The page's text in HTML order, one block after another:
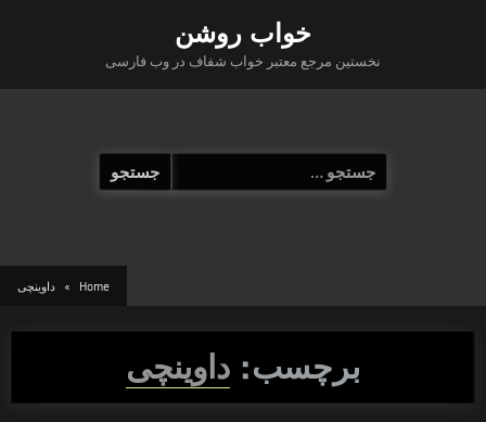
خواب روشن
نخستین مرجع معتبر خواب شفاف در وب فارسی
جستجو
برای:
Home داوینچی
برچسب:داوینچی